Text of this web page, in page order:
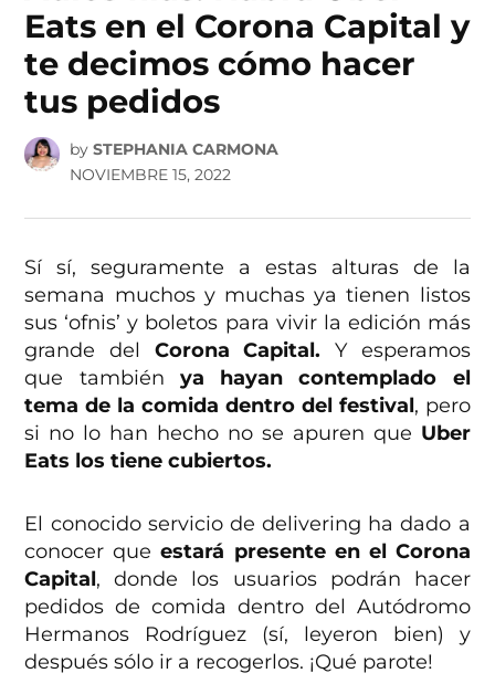
Eats en el Corona Capital y
te decimos cómo hacer
tus pedidos
by STEPHANIA CARMONA
NOVIEMBRE 15, 2022
Sí sí, seguramente a estas alturas de la
semana muchos y muchas ya tienen listos
sus ‘ofnis’ y boletos para vivir la edición más
grande del Corona Capital. Y esperamos
que también ya hayan contemplado el
tema de la comida dentro del festival, pero
si no lo han hecho no se apuren que Uber
Eats los tiene cubiertos.
El conocido servicio de delivering ha dado a
conocer queestará presente en el Corona
Capital, donde los usuarios podrán hacer
pedidos de comida dentro del Autódromo
Hermanos Rodríguez (sí, leyeron bien) y
después sólo ir a recogerlos. ¡Qué parote!